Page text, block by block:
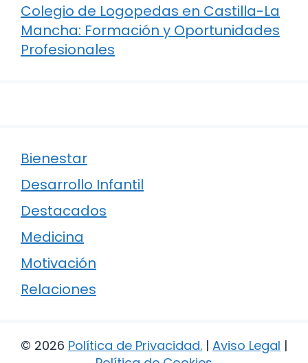
Colegio de Logopedas en Castilla-La
Mancha: Formación y Oportunidades
Profesionales
Bienestar
Desarrollo Infantil
Destacados
Medicina
Motivación
Relaciones
© 2026 Política de Privacidad. | Aviso Legal |